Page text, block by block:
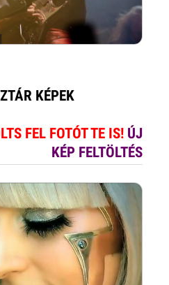
KÉPEK
FEL FOTÓT TE IS! ÚJ
KÉP FELTÖLTÉS